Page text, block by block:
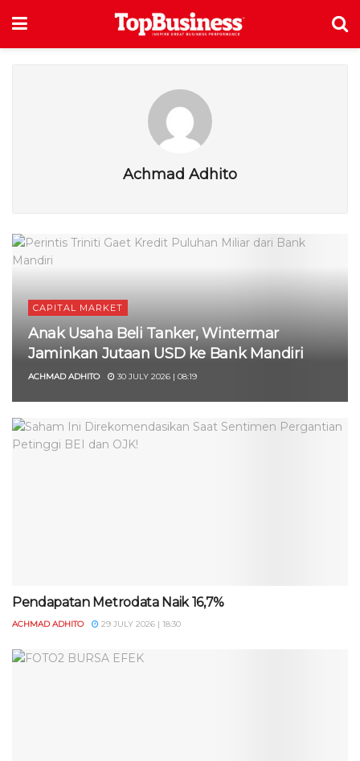
Achmad Adhito
CAPITAL MARKET
Anak Usaha Beli Tanker, Wintermar
Jaminkan Jutaan USD ke Bank Mandiri
ACHMAD ADHITO 30 JULY 2026 | 08:19
Pendapatan Metrodata Naik 16,7%
ACHMAD ADHITO 29 JULY 2026 | 18:30